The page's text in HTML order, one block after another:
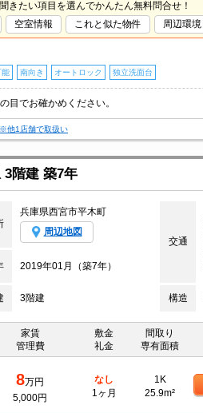
きたい項目を選んでかんたん無料問合せ！
空室情報 これと似た物件 周辺環境
能 南向き オートロック 独立洗面台
目でお確かめください。
※他1店舗で取扱い
3階建 築7年
兵庫県西宮市平木町
周辺地図
交通
2019年01月（築7年）
3階建 構造
家賃
管理費
敷金
礼金
間取り
専有面積
8万円
5,000円
なし
1ヶ月
1K
25.9m²